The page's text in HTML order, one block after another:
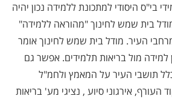
בי"ס היסודי למתכונת ללמידה נכון יהיה
בית שמש לחינוך "מהוראה ללמידה"
העיר. מודל בית שמש לחינוך אומר
למידה מול בריאות תלמידים. אפשר גם
תושבי העיר על המאמץ ולחמ"ל
העורף, אירגוני סיוע , נציגי מע' בריאות